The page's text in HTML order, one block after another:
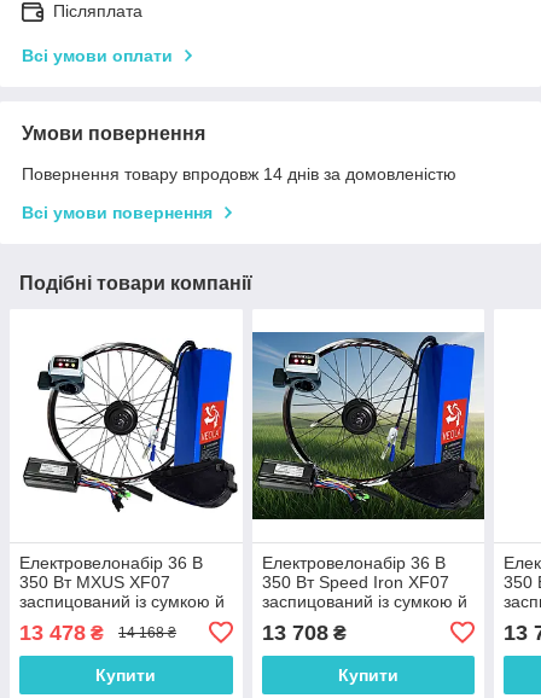
Післяплата
Всі умови оплати
Умови повернення
Повернення товару впродовж 14 днів за домовленістю
Всі умови повернення
Подібні товари компанії
Електровелонабір 36 В
350 Вт MXUS XF07
заспицований із сумкою й
13 478 ₴ 14 168 ₴
Купити
Електровелонабір 36 В
350 Вт Speed Iron XF07
заспицований із сумкою й
акумулятором 10 А/год ,
29 дюймов
13 708₴
Купити
350
24
13